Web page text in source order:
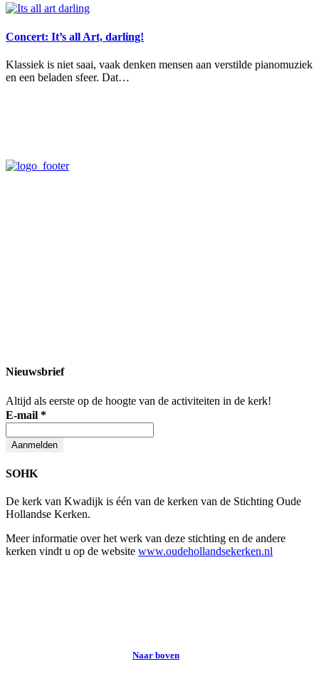
Concert: It’s all Art, darling!
Klassiek is niet saai, vaak denken mensen aan verstilde pianomuziek
en een beladen sfeer. Dat…
Nieuwsbrief
Altijd als eerste op de hoogte van de activiteiten in de kerk!
E-mail *
SOHK
De kerk van Kwadijk is één van de kerken van de Stichting Oude
Hollandse Kerken.
Meer informatie over het werk van deze stichting en de andere
kerken vindt u op de website www.oudehollandsekerken.nl
Naar boven